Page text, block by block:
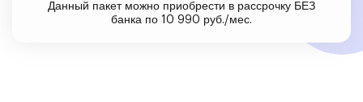
Данный пакет можно приобрести в рассрочку БЕЗ
банка по 10 990 руб./мес.